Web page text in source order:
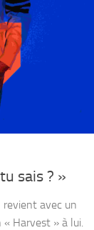
sais ? »
revient avec un
Harvest » à lui.